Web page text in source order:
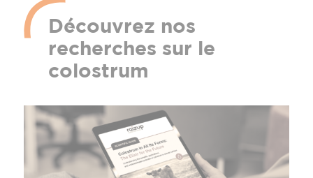
Découvrez nos
recherches sur le
colostrum